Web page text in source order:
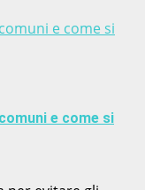
e come si
e come si